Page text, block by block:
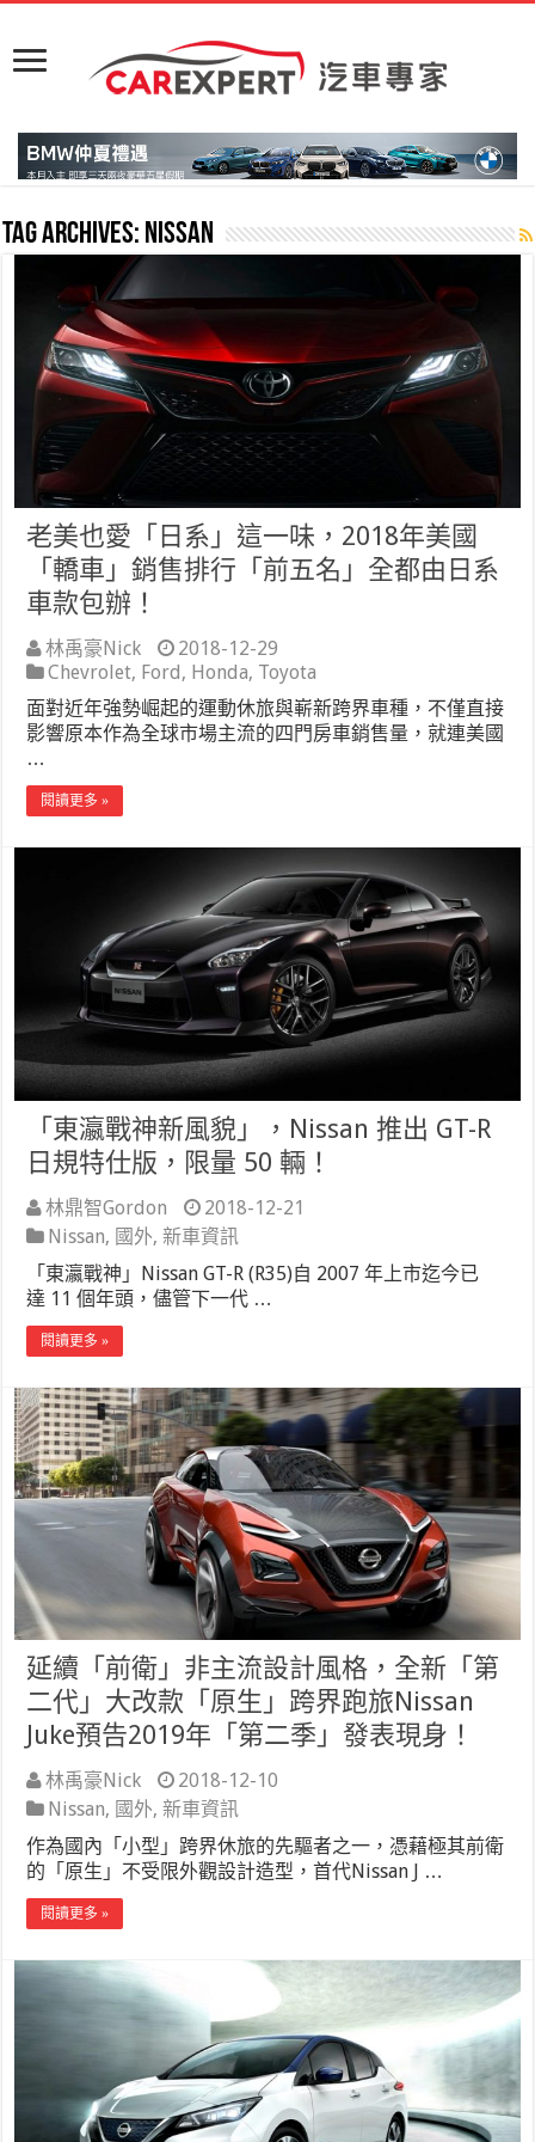
Tag Archives: nissan
老美也愛「日系」這一味，2018年美國
「轎車」銷售排行「前五名」全都由日系
車款包辦！
林禹豪Nick
2018-12-29
Chevrolet, Ford, Honda, Toyota
面對近年強勢崛起的運動休旅與嶄新跨界車種，不僅直接
影響原本作為全球市場主流的四門房車銷售量，就連美國
…
閱讀更多 »
「東瀛戰神新風貌」，Nissan 推出 GT-R
日規特仕版，限量 50 輛！
林鼎智Gordon
2018-12-21
Nissan, 國外,新車資訊
「東瀛戰神」Nissan GT-R (R35)自 2007 年上市迄今已
達 11 個年頭，儘管下一代 …
閱讀更多 »
延續「前衛」非主流設計風格，全新「第
二代」大改款「原生」跨界跑旅Nissan
Juke預告2019年「第二季」發表現身！
林禹豪Nick
2018-12-10
Nissan, 國外,新車資訊
作為國內「小型」跨界休旅的先驅者之一，憑藉極其前衛
的「原生」不受限外觀設計造型，首代Nissan J …
閱讀更多 »